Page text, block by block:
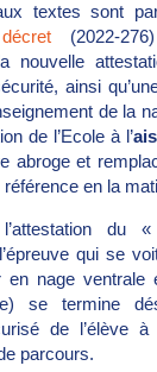
textes sont
décret(2022-
nouvelle
ainsi
de la
de l’Ecole à l’
abroge et
en la
l’attestation du
qui se
en nage ventrale
se termine
de l’élève
parcours.